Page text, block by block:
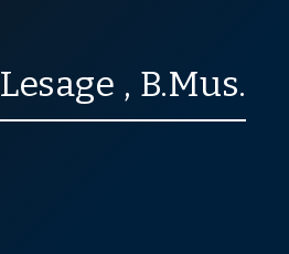
Lesage , B.Mus.